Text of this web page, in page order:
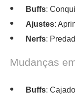
Buffs:
Ajustes:
Nerfs:
Mudanças
Buffs: